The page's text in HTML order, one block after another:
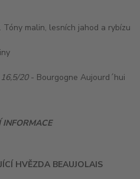
Tóny malin, lesních jahod a rybízu
16,5/20- Bourgogne Aujourd´hui
INFORMACE
HVĚZDA BEAUJOLAIS